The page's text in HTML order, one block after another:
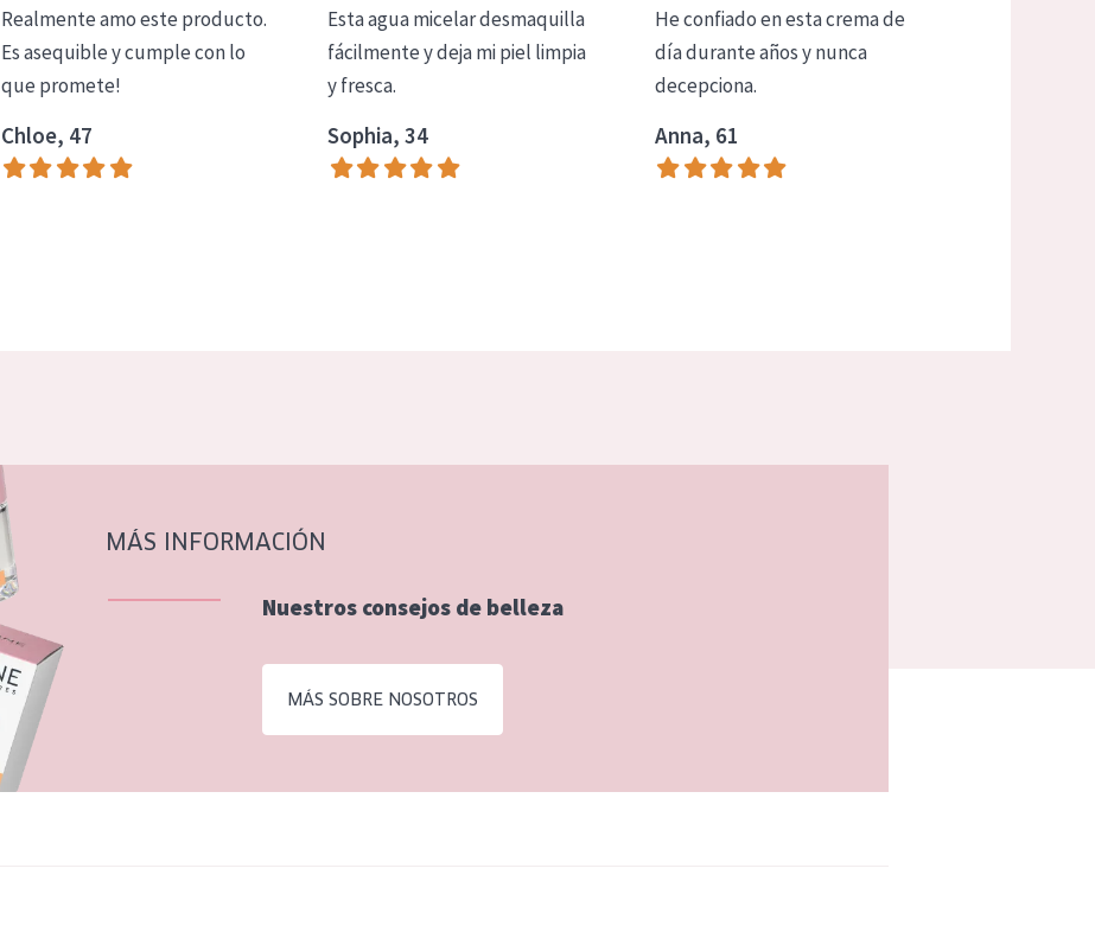
Realmente amo este producto.
Es asequible y cumple con lo
que promete!
Chloe, 47
Esta agua micelar desmaquilla
fácilmente y deja mi piel limpia
y fresca.
Sophia, 34
He confiado en esta crema de
día durante años y nunca
decepciona.
Anna, 61
MÁS INFORMACIÓN
Nuestros consejos de belleza
MÁS SOBRE NOSOTROS